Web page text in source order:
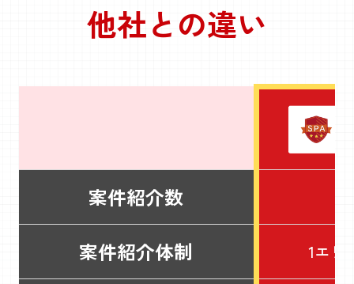
他社との違い
案件紹介数
案件紹介体制
1エリ